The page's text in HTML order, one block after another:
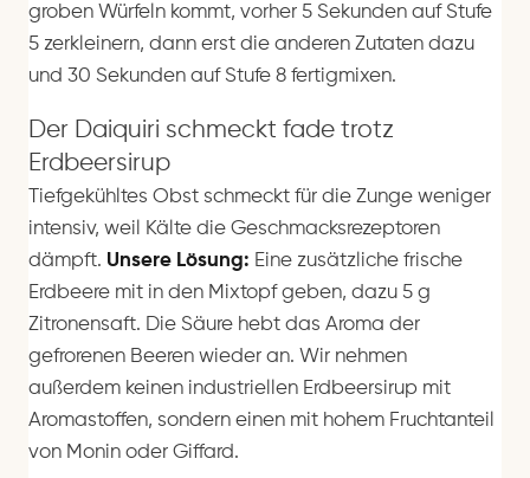
groben Würfeln kommt, vorher 5 Sekunden auf Stufe
5 zerkleinern, dann erst die anderen Zutaten dazu
und 30 Sekunden auf Stufe 8 fertigmixen.
Der Daiquiri schmeckt fade trotz
Erdbeersirup
Tiefgekühltes Obst schmeckt für die Zunge weniger
intensiv, weil Kälte die Geschmacksrezeptoren
dämpft. Unsere Lösung: Eine zusätzliche frische
Erdbeere mit in den Mixtopf geben, dazu 5 g
Zitronensaft. Die Säure hebt das Aroma der
gefrorenen Beeren wieder an. Wir nehmen
außerdem keinen industriellen Erdbeersirup mit
Aromastoffen, sondern einen mit hohem Fruchtanteil
von Monin oder Giffard.